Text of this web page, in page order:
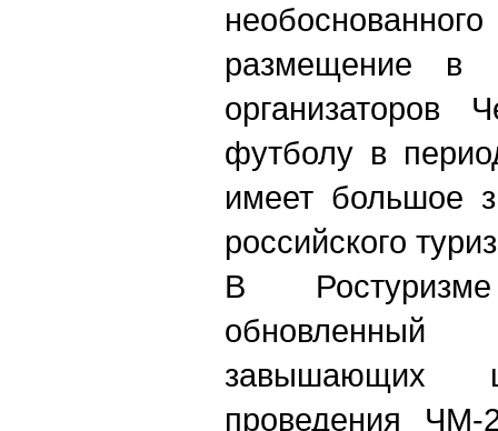
размещение в
организаторов
футболу в
имеет большое
российского
В
проведения ЧМ-